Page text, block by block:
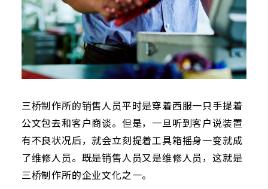
三桥制作所的销售人员平时是穿着西服一只手提着
公文包去和客户商谈。但是，一旦听到客户说装置
有不良状况后，就会立刻提着工具箱摇身一变就成
了维修人员。既是销售人员又是维修人员，这就是
三桥制作所的企业文化之一。